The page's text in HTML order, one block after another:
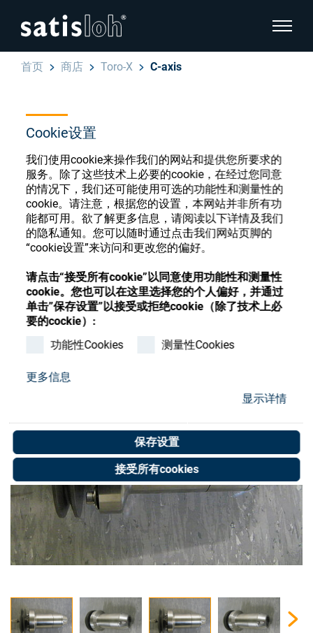
Cookie设置
我们使用cookie来操作我们的网站和提供您所要求的
服务。除了这些技术上必要的cookie，在经过您同意
的情况下，我们还可能使用可选的功能性和测量性的
cookie。请注意，根据您的设置，本网站并非所有功
能都可用。欲了解更多信息，请阅读以下详情及我们
的隐私通知。您可以随时通过点击我们网站页脚的
“cookie设置”来访问和更改您的偏好。
请点击“接受所有cookie”以同意使用功能性和测量性
cookie。您也可以在这里选择您的个人偏好，并通过
单击”保存设置”以接受或拒绝cookie（除了技术上必
要的cockie）:
功能性Cookies
测量性Cookies
更多信息
显示详情
保存设置
接受所有cookies
显示页
汉语
眼镜光学
精密光学
加入我们
Store
English
Deutsch
Español
Français
首页 商店 Toro-X C-axis
眼镜光学耗材商店
注册或登录以访问您的帐户，并了解我们的各
种眼镜光学耗材
注册 登录